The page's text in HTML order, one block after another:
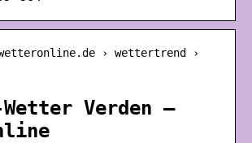
› wettertrend ›
Wetter Verden –